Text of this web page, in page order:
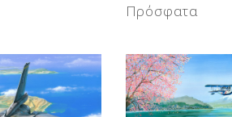
Πρόσφατα